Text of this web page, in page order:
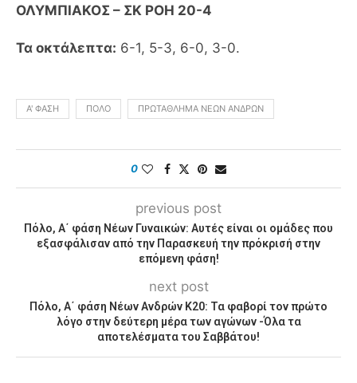
ΟΛΥΜΠΙΑΚΟΣ – ΣΚ ΡΟΗ 20-4
Τα οκτάλεπτα: 6-1, 5-3, 6-0, 3-0.
Α' ΦΆΣΗ ΠΌΛΟ ΠΡΩΤΆΘΛΗΜΑ ΝΈΩΝ ΑΝΔΡΏΝ
0
previous post
Πόλο, Α΄ φάση Νέων Γυναικών: Αυτές είναι οι ομάδες που
εξασφάλισαν από την Παρασκευή την πρόκρισή στην
επόμενη φάση!
next post
Πόλο, Α΄ φάση Νέων Ανδρών Κ20: Τα φαβορί τον πρώτο
λόγο στην δεύτερη μέρα των αγώνων -Όλα τα
αποτελέσματα του Σαββάτου!